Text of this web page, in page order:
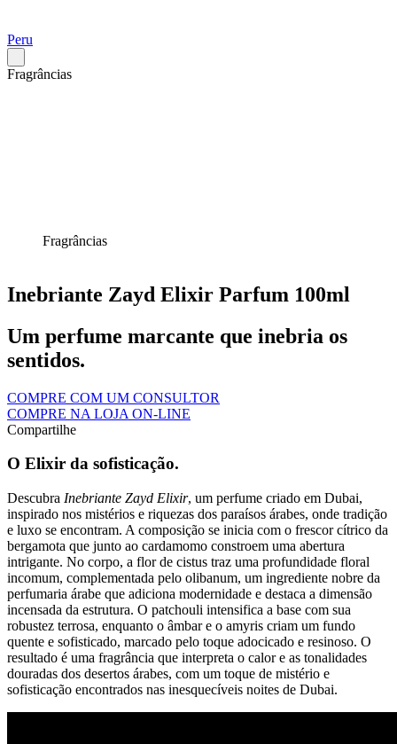
Peru
Fragrâncias
Fragrâncias
Inebriante Zayd Elixir Parfum 100ml
Um perfume marcante que inebria os
sentidos.
COMPRE COM UM CONSULTOR
COMPRE NA LOJA ON-LINE
Compartilhe
O Elixir da sofisticação.
Descubra Inebriante Zayd Elixir, um perfume criado em Dubai,
inspirado nos mistérios e riquezas dos paraísos árabes, onde tradição
e luxo se encontram. A composição se inicia com o frescor cítrico da
bergamota que junto ao cardamomo constroem uma abertura
intrigante. No corpo, a flor de cistus traz uma profundidade floral
incomum, complementada pelo olibanum, um ingrediente nobre da
perfumaria árabe que adiciona modernidade e destaca a dimensão
incensada da estrutura. O patchouli intensifica a base com sua
robustez terrosa, enquanto o âmbar e o amyris criam um fundo
quente e sofisticado, marcado pelo toque adocicado e resinoso. O
resultado é uma fragrância que interpreta o calor e as tonalidades
douradas dos desertos árabes, com um toque de mistério e
sofisticação encontrados nas inesquecíveis noites de Dubai.